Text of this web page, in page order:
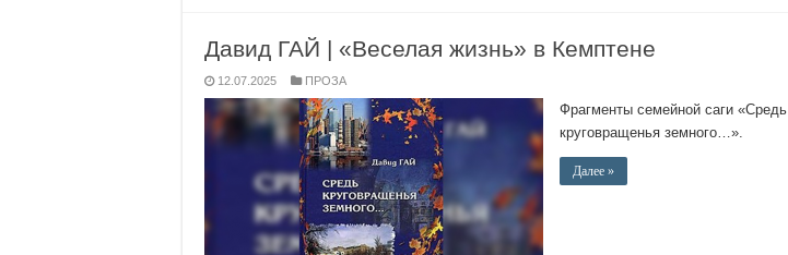
Давид ГАЙ | «Веселая жизнь» в Кемптене
12.07.2025 ПРОЗА
Фрагменты семейной саги «Средь
круговращенья земного…».
Далее »